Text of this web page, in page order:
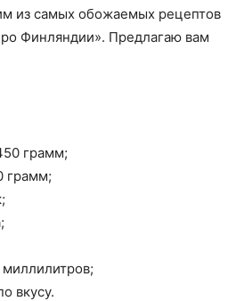
из самых обожаемых рецептов
Финляндии». Предлагаю вам
грамм;
грамм;
вкусу.